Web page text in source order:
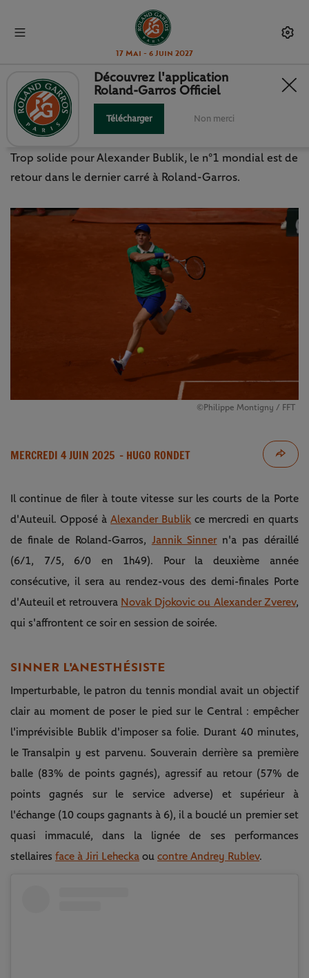
17 Mai - 6 Juin 2027
LE "SINNEXPRESS" POURSUIT SA
ROUTE
Trop solide pour Alexander Bublik, le n°1 mondial est de
retour dans le dernier carré à Roland-Garros.
©Philippe Montigny / FFT
MERCREDI 4 JUIN 2025 - HUGO RONDET
Il continue de filer à toute vitesse sur les courts de la Porte
d'Auteuil. Opposé àAlexander Bublik ce mercredi en quarts
de finale de Roland-Garros, Jannik Sinnern'a pas déraillé
(6/1, 7/5, 6/0 en 1h49). Pour la deuxième année
consécutive, il sera au rendez-vous des demi-finales Porte
d'Auteuil et retrouvera Novak Djokovic ou Alexander Zverev,
qui s'affrontent ce soir en session de soirée.
SINNER L'ANESTHÉSISTE
Imperturbable, le patron du tennis mondial avait un objectif
clair au moment de poser le pied sur le Central : empêcher
l'imprévisible Bublik d'imposer sa folie. Durant 40 minutes,
le Transalpin y est parvenu. Souverain derrière sa première
balle (83% de points gagnés), agressif au retour (57% de
points gagnés sur le service adverse) et supérieur à
l'échange (10 coups gagnants à 6), il a bouclé un premier set
quasi immaculé, dans la lignée de ses performances
stellaires face à Jiri Lehecka ou contre Andrey Rublev.
Découvrez l'application
Roland-Garros Officiel
Télécharger Non merci